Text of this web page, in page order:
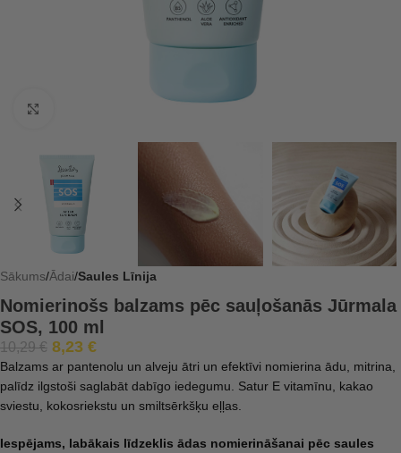
Sākums Ādai Saules Līnija
Nomierinošs balzams pēc sauļošanās Jūrmala
SOS, 100 ml
10,29€ 8,23 €
Balzams ar pantenolu un alveju ātri un efektīvi nomierina ādu, mitrina,
palīdz ilgstoši saglabāt dabīgo iedegumu. Satur E vitamīnu, kakao
sviestu, kokosriekstu un smiltsērkšķu eļļas.
Iespējams, labākais līdzeklis ādas nomierināšanai pēc saules